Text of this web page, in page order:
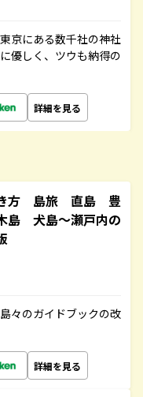
京にある数千社の神社
優しく、ツウも納得の
詳細を見る
方 島旅 直島 豊
犬島～瀬戸内の
々のガイドブックの改
詳細を見る